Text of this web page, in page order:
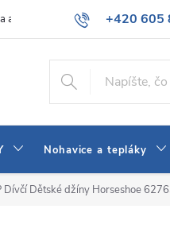
+420 605
a platba Všeobecné
Nohavice a tepláky
Dívčí Dětské džíny Horseshoe